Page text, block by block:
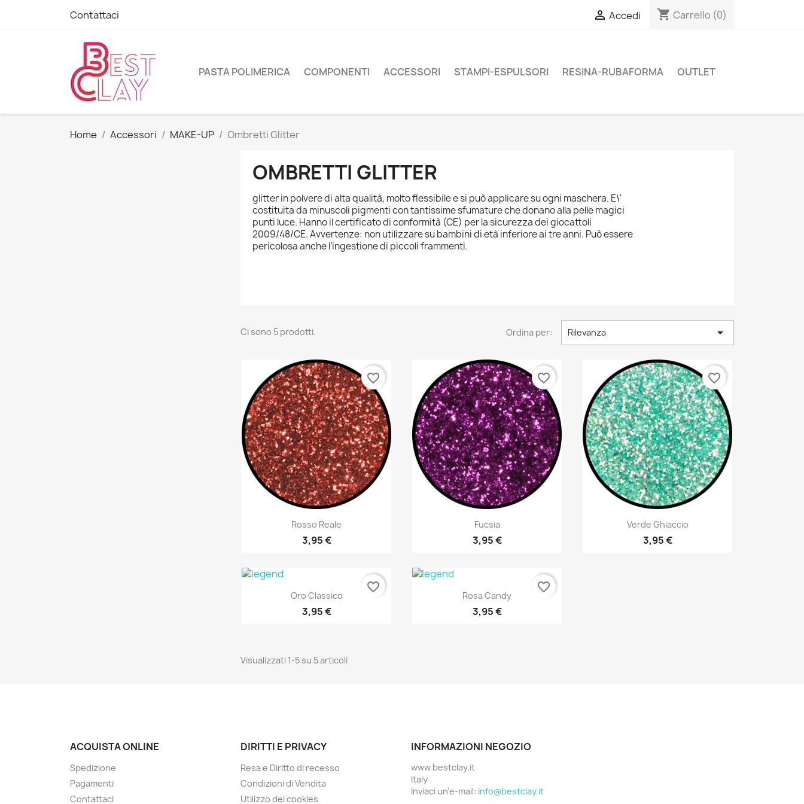
Contattaci  Accedi shopping_cart Carrello (0)
PASTA POLIMERICA COMPONENTI ACCESSORI STAMPI-ESPULSORI RESINA-RUBAFORMA OUTLET
Home Accessori MAKE-UP Ombretti Glitter
OMBRETTI GLITTER
glitter in polvere di alta qualità, molto flessibile e si può applicare su ogni maschera. E\'
costituita da minuscoli pigmenti con tantissime sfumature che donano alla pelle magici
punti luce. Hanno il certificato di conformità (CE) per la sicurezza dei giocattoli
2009/48/CE. Avvertenze: non utilizzare su bambini di età inferiore ai tre anni. Può essere
pericolosa anche l’ingestione di piccoli frammenti.
Ci sono 5 prodotti. Ordina per: Rilevanza 
Anteprima
Rosso Reale
3,95 €
favorite_border
Anteprima
Fucsia
3,95 €
favorite_border
Anteprima
Verde Ghiaccio
3,95 €
favorite_border
Anteprima
Oro Classico
3,95 €
favorite_border Anteprima
Rosa Candy
3,95 €
favorite_border
Visualizzati 1-5 su 5 articoli
ACQUISTA ONLINE
Spedizione
Pagamenti
Contattaci
DIRITTI E PRIVACY
Resa e Diritto di recesso
Condizioni di Vendita
Utilizzo dei cookies
INFORMAZIONI NEGOZIO
www.bestclay.it
Italy
Inviaci un'e-mail: info@bestclay.it